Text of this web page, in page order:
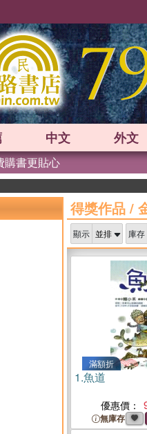
中文 外文
購書更貼心
得獎作品 /
顯示 庫存
滿額折
1.魚道
優惠價：
無庫存